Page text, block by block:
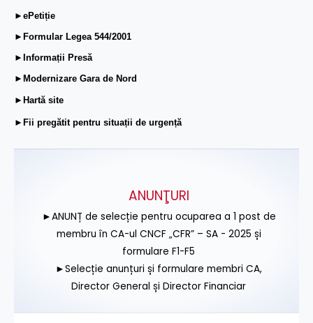
►ePetiție
►Formular Legea 544/2001
►Informații Presă
►Modernizare Gara de Nord
►Hartă site
►Fii pregătit pentru situații de urgență
ANUNŢURI
►ANUNȚ de selecție pentru ocuparea a 1 post de
membru în CA-ul CNCF „CFR” – SA - 2025 și
formulare F1-F5
►Selecție anunțuri și formulare membri CA,
Director General și Director Financiar